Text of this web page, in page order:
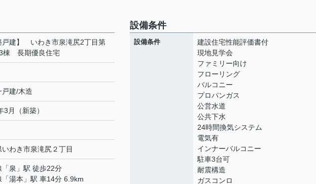
戸建】 いわき市泉滝尻2丁目第
長期優良住宅
戸建/木造
3月（新築）
いわき市泉滝尻２丁目
「泉 」駅 徒歩22分
「湯本 」駅 車14分 6.9km
設備条件
設備条件
建設住宅性能評価書付
現地見学会
ファミリー向け
フローリング
バルコニー
プロパンガス
公営水道
公共下水
24時間換気システム
電気有
インナーバルコニー
駐車3台可
耐震構造
ガスコンロ